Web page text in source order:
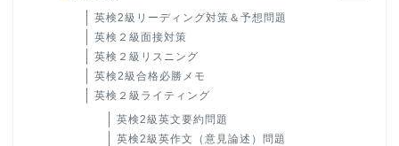
英検2級リーディング対策＆予想問題
英検２級面接対策
英検２級リスニング
英検2級合格必勝メモ
英検２級ライティング
英検2級英文要約問題
英検2級英作文（意見論述）問題